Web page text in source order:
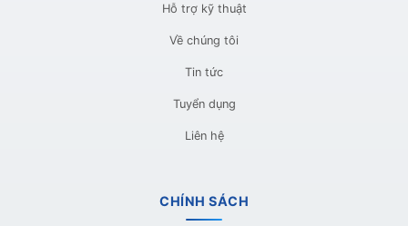
Hỗ trợ kỹ thuật
Về chúng tôi
Tin tức
Tuyển dụng
Liên hệ
CHÍNH SÁCH